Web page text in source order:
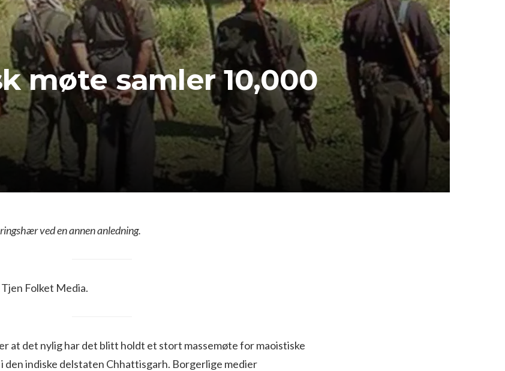
møte samler 10,000
ved en annen anledning.
Folket Media.
at det nylig har det blitt holdt et stort massemøte for maoistiske
den indiske delstaten Chhattisgarh. Borgerlige medier